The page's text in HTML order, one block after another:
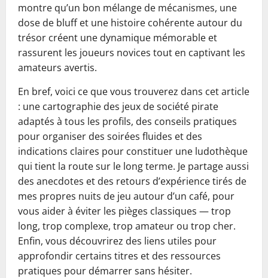
montre qu’un bon mélange de mécanismes, une
dose de bluff et une histoire cohérente autour du
trésor créent une dynamique mémorable et
rassurent les joueurs novices tout en captivant les
amateurs avertis.
En bref, voici ce que vous trouverez dans cet article
: une cartographie des jeux de société pirate
adaptés à tous les profils, des conseils pratiques
pour organiser des soirées fluides et des
indications claires pour constituer une ludothèque
qui tient la route sur le long terme. Je partage aussi
des anecdotes et des retours d’expérience tirés de
mes propres nuits de jeu autour d’un café, pour
vous aider à éviter les pièges classiques — trop
long, trop complexe, trop amateur ou trop cher.
Enfin, vous découvrirez des liens utiles pour
approfondir certains titres et des ressources
pratiques pour démarrer sans hésiter.